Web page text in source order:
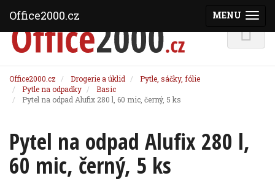
Office2000.cz Drogerie a úklid
Pytle, sáčky, fólie
Pytle na odpadky
Basic
Pytel na odpad Alufix 280 l, 60 mic, černý, 5 ks
Pytel na odpad Alufix 280 l,
60 mic, černý, 5 ks
MENU
Office2000.cz